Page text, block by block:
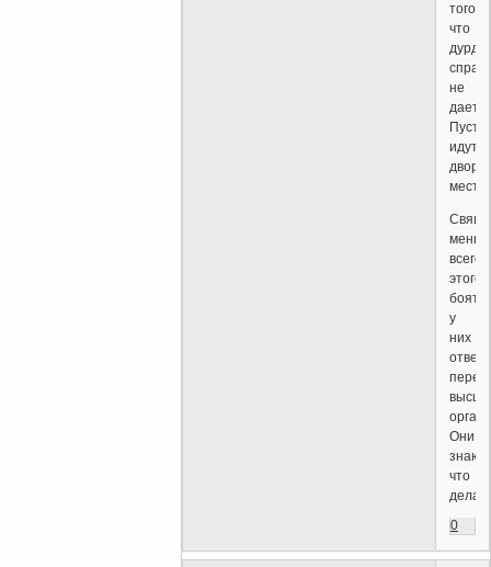
того,
что
не
дает?
Пусть
идут
дворы
мести.
всего
этого
у
них
ответ
перед
Они
знают,
что
0